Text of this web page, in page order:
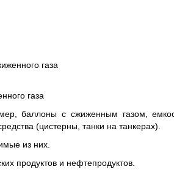
газа
баллоны с сжиженным газом,
(цистерны, танки на танкерах).
из них.
продуктов и нефтепродуктов.